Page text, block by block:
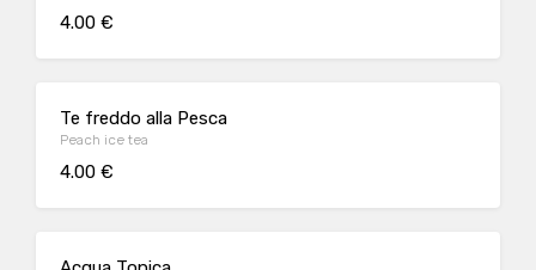
4.00 €
Te freddo alla Pesca
Peach ice tea
4.00 €